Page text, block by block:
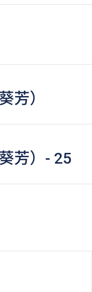
芳）
芳）- 25
及评核。
改开办课程的院校／